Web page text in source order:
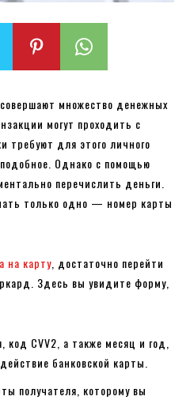
множество денежных
могут проходить с
требуют для этого личного
Однако с помощью
перечислить деньги.
только одно — номер карты
на карту , достаточно перейти
Здесь вы увидите форму,
CVV2, а также месяц и год,
банковской карты.
получателя, которому вы